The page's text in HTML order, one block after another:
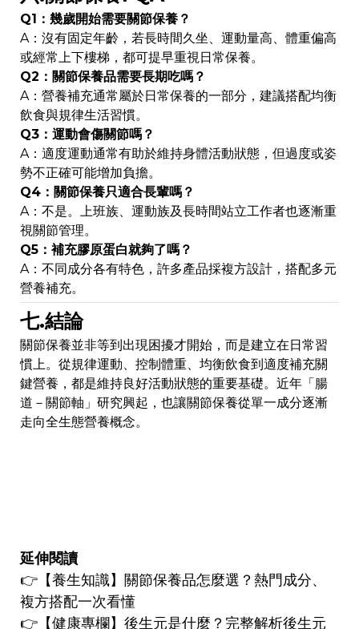
Q1：幾歲開始需要關節保養？
A：沒有固定年齡，若長時間久坐、運動量高、體重偏高
或經常上下樓梯，都可提早重視日常保養。
Q2：關節保養品需要長期吃嗎？
A：營養補充通常屬於日常保養的一部分，建議搭配均衡
飲食與規律生活習慣。
Q3：運動會傷關節嗎？
A：適度運動通常有助於維持身體活動狀態，但過度或姿
勢不正確可能增加負擔。
Q4：關節保養只適合長輩嗎？
A：不是。上班族、運動族及長時間站立工作者也逐漸重
視關節管理。
Q5：補充膠原蛋白就夠了嗎？
A：不同成分各有特色，許多產品採複方設計，搭配多元
營養補充。
七.結論
關節保養並非等到出現困擾才開始，而是建立在日常習
慣上。從規律運動、控制體重、均衡飲食到適度補充關
鍵營養，都是維持良好活動狀態的重要基礎。近年「腸
道－關節軸」研究興起，也讓關節保養從單一成分逐漸
走向全生態營養概念。
延伸閱讀
👉 【養生知識】 關節保養品怎麼選？熱門成分、
複方搭配一次看懂
👉【健康專欄】 後生元是什麼？完整解析後生元